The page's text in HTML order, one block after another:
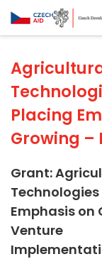
Placing
Growing –
Grant:
Emphasis on
Venture